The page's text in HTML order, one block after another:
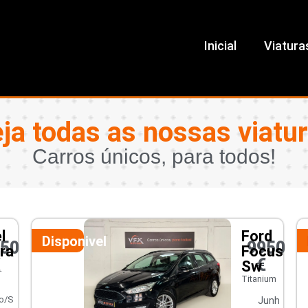
Inicial
todas as nossas
Carros únicos, para todos!
S
Disponivel
Ford
Focus
Sw
Titanium
Junh
9950
€